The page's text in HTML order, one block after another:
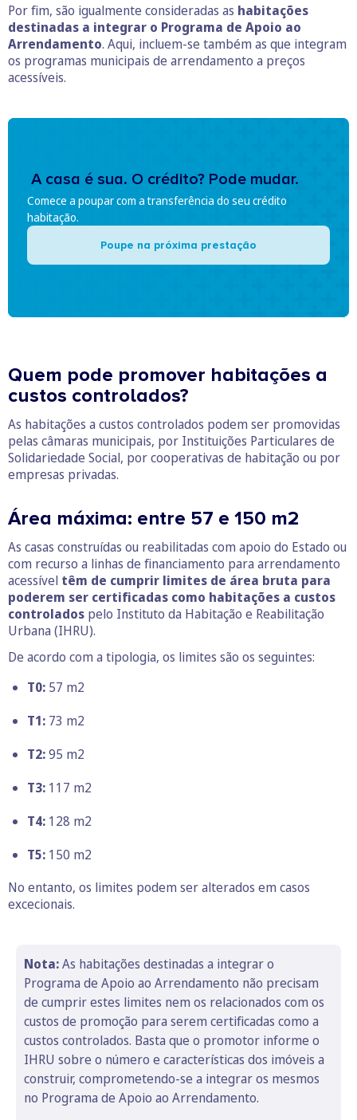
Por fim, são igualmente consideradas as habitações
destinadas a integrar o Programa de Apoio ao
Arrendamento. Aqui, incluem-se também as que integram
os programas municipais de arrendamento a preços
acessíveis.
A casa é sua. O crédito? Pode mudar.
Comece a poupar com a transferência do seu crédito
habitação.
Poupe na próxima prestação
Quem pode promover habitações a
custos controlados?
As habitações a custos controlados podem ser promovidas
pelas câmaras municipais, por Instituições Particulares de
Solidariedade Social, por cooperativas de habitação ou por
empresas privadas.
Área máxima: entre 57 e 150 m2
As casas construídas ou reabilitadas com apoio do Estado ou
com recurso a linhas de financiamento para arrendamento
acessível têm de cumprir limites de área bruta para
poderem ser certificadas como habitações a custos
controlados pelo Instituto da Habitação e Reabilitação
Urbana (IHRU).
De acordo com a tipologia, os limites são os seguintes:
T0: 57 m2
T1: 73 m2
T2:95 m2
T3: 117 m2
T4: 128 m2
T5: 150 m2
No entanto, os limites podem ser alterados em casos
excecionais.
Nota:As habitações destinadas a integrar o
Programa de Apoio ao Arrendamento não precisam
de cumprir estes limites nem os relacionados com os
custos de promoção para serem certificadas como a
custos controlados. Basta que o promotor informe o
IHRU sobre o número e características dos imóveis a
construir, comprometendo-se a integrar os mesmos
no Programa de Apoio ao Arrendamento.